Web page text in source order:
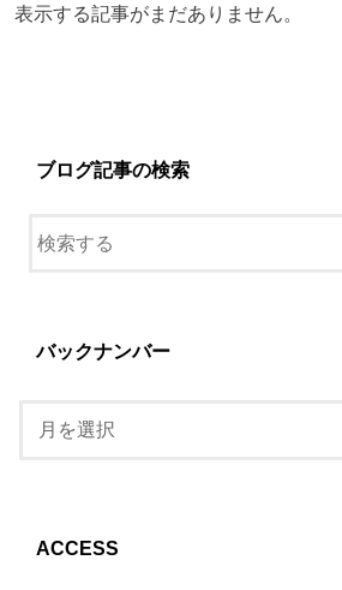
表示する記事がまだありません。
ブログ記事の検索
バックナンバー
ACCESS